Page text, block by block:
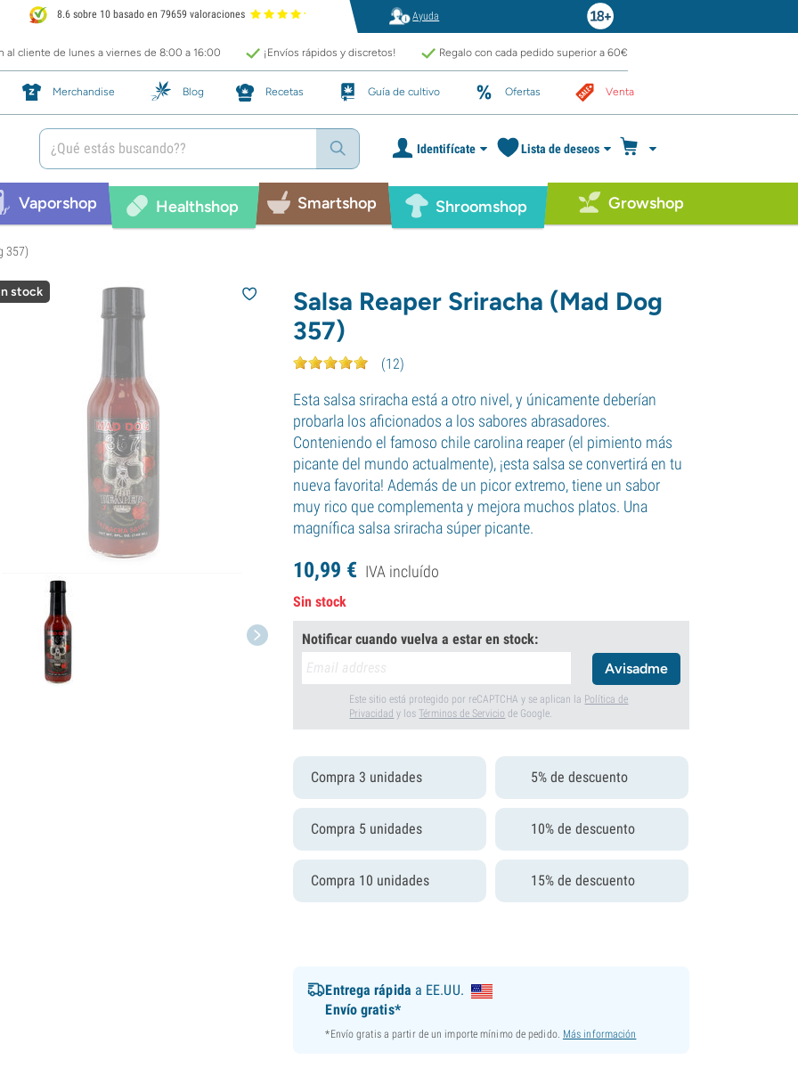
8.6 sobre 10 basado en 79659 valoraciones Ayuda
al cliente de lunes a viernes de 8:00 a 16:00 ¡Envíos rápidos y discretos! Regalo con cada pedido superior a 60€
Merchandise Blog Recetas Guía de cultivo Ofertas Venta
Identifícate Lista de deseos
Vaporshop Healthshop Smartshop Shroomshop Growshop
357)
stock
Salsa Reaper Sriracha (Mad Dog
357)
(12)
Esta salsa sriracha está a otro nivel, y únicamente deberían
probarla los aficionados a los sabores abrasadores.
Conteniendo el famoso chile carolina reaper (el pimiento más
picante del mundo actualmente), ¡esta salsa se convertirá en tu
nueva favorita! Además de un picor extremo, tiene un sabor
muy rico que complementa y mejora muchos platos. Una
magnífica salsa sriracha súper picante.
10,99 € IVA incluído
Sin stock
Notificar cuando vuelva a estar en stock:
Avisadme
Este sitio está protegido por reCAPTCHA y se aplican la Política de
Privacidad y losTérminos de Servicio de Google.
Compra 3 unidades 5% de descuento
Compra 5 unidades 10% de descuento
Compra 10 unidades 15% de descuento
Entrega rápida a EE.UU.
Envío gratis*
*Envío gratis a partir de un importe mínimo de pedido. Más información